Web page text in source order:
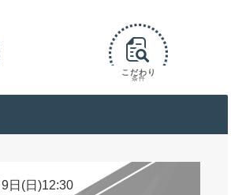
こだわり
条件
日(日)12:30